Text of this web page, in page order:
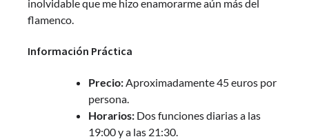
inolvidable que me hizo enamorarme aún más del
flamenco.
Información Práctica
Precio: Aproximadamente 45 euros por
persona.
Horarios: Dos funciones diarias a las
19:00 y a las 21:30.